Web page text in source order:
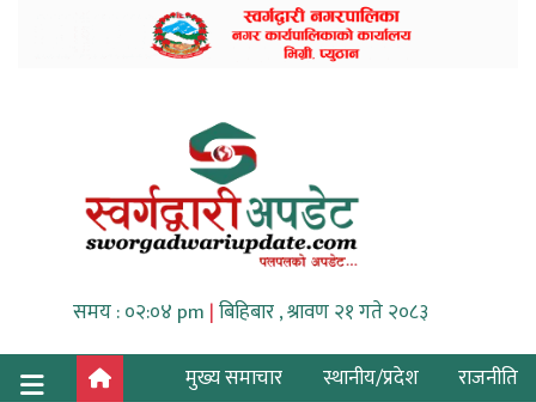
समय : ०२:०४ pm |बिहिबार , श्रावण २१ गते २०८३
मुख्य समाचार
स्थानीय/प्रदेश राजनीति